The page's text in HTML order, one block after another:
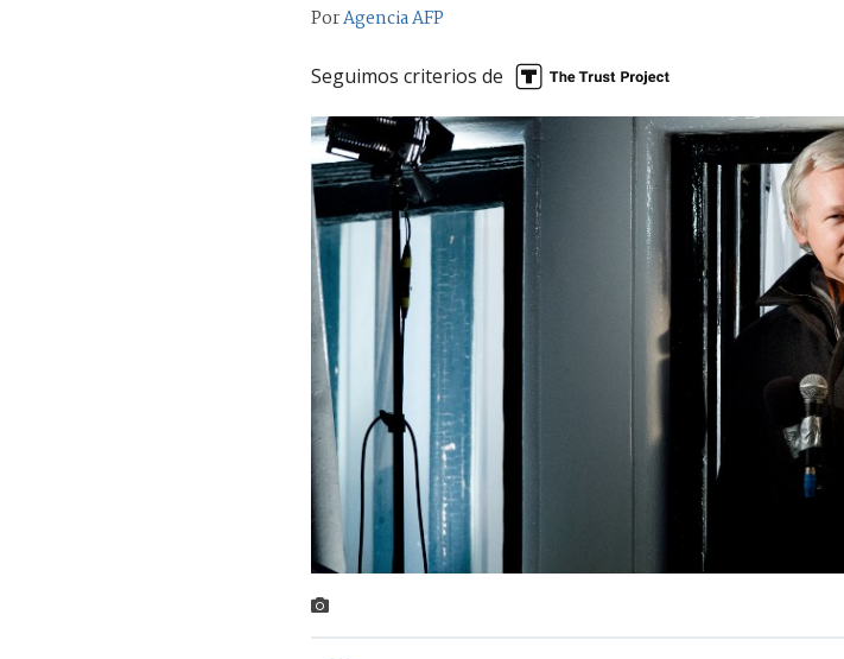
PorAgencia AFP
Seguimos criterios de